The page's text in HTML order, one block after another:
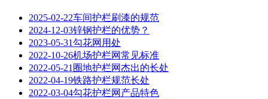
2025-02-22‌车间护栏刷漆的规范
2024-12-03锌钢护栏的优势？
2023-05-31勾花网用处
2022-10-26机场护栏网常见标准
2022-05-21 圈地护栏网杰出的长处
2022-04-19铁路护栏规范长处
2022-03-04勾花护栏网产品特色